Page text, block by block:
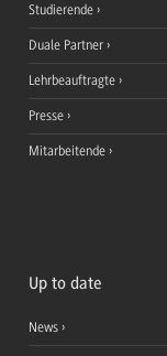
Studierende
Duale Partner
Lehrbeauftragte
Presse
Mitarbeitende
Up to date
News